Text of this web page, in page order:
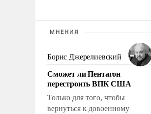
МНЕНИЯ
Борис Джерелиевский
Сможет ли Пентагон
перестроить ВПК США
Только для того, чтобы
вернуться к довоенному